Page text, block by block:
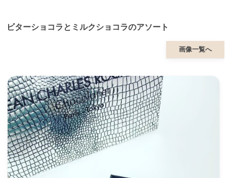
ビターショコラとミルクショコラのアソート
画像一覧へ